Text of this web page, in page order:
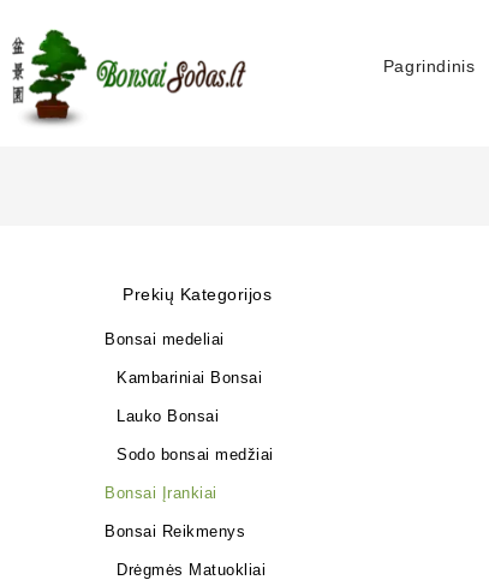
Pagrindinis
Prekių Kategorijos
Bonsai medeliai
Kambariniai Bonsai
Lauko Bonsai
Sodo bonsai medžiai
Bonsai Įrankiai
Bonsai Reikmenys
Drėgmės Matuokliai